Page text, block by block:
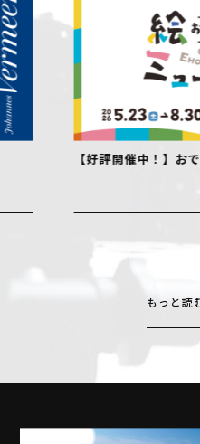
【好評開催中！】おでかけ
もっと読